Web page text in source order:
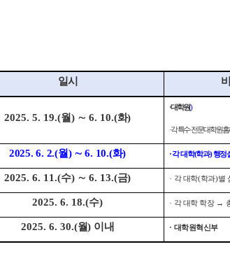
일 시
2025. 5. 19.(월) ∼ 6. 10.(화)
·대학원()
·각 특수·전문 대학원 홈
2025. 6. 2.(월) ∼6. 10.(화) ·각 대학(학과)행정
2025. 6. 11.(수) ∼ 6. 13.(금) · 각 대학(학과)별
2025. 6. 18.(수) · 각 대학 학장 →
2025. 6. 30.(월) 이내 · 대학원혁신부